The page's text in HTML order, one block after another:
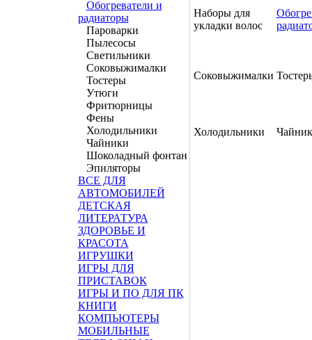
Обогреватели и
радиаторы
Пароварки
Пылесосы
Светильники
Соковыжималки
Тостеры
Утюги
Фритюрницы
Фены
Холодильники
Чайники
Шоколадный фонтан
Эпиляторы
ВСЕ ДЛЯ
АВТОМОБИЛЕЙ
ДЕТСКАЯ
ЛИТЕРАТУРА
ЗДОРОВЬЕ И
КРАСОТА
ИГРУШКИ
ИГРЫ ДЛЯ
ПРИСТАВОК
ИГРЫ И ПО ДЛЯ ПК
КНИГИ
КОМПЬЮТЕРЫ
МОБИЛЬНЫЕ
Наборы для
укладки волос
Соковыжималки
Холодильники